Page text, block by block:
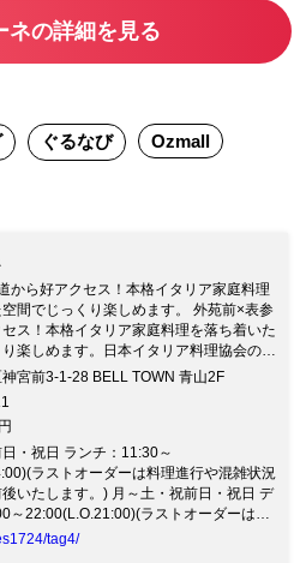
しの機会に最適なランチコース
ネの詳細を見る
ぐるなび Ozmall
から好アクセス！本格イタリア家庭料理
間でじっくり楽しめます。 外苑前×表参
ス！本格イタリア家庭料理を落ち着いた
楽しめます。日本イタリア料理協会の会
・落合務シェフからただ一人暖簾分けを
ープンした「Sento Bene」 一品ごとグ
る手延べの『ラザーニャ』は雑誌・TV
大人気！伊産の小麦やそば粉をめん棒で
り『手打ちパスタ』の数々、生クリーム
っぷり使った名物『カルボナーラ』、野
中心。
宮前3-1-28 BELL TOWN 青山2F
・祝日 ランチ：11:30～
ラストオーダーは料理進行や混雑状況
いたします。) 月～土・祝前日・祝日 デ
～22:00(L.O.21:00)(ラストオーダーは料
況により多少前後いたします。)
tag4/